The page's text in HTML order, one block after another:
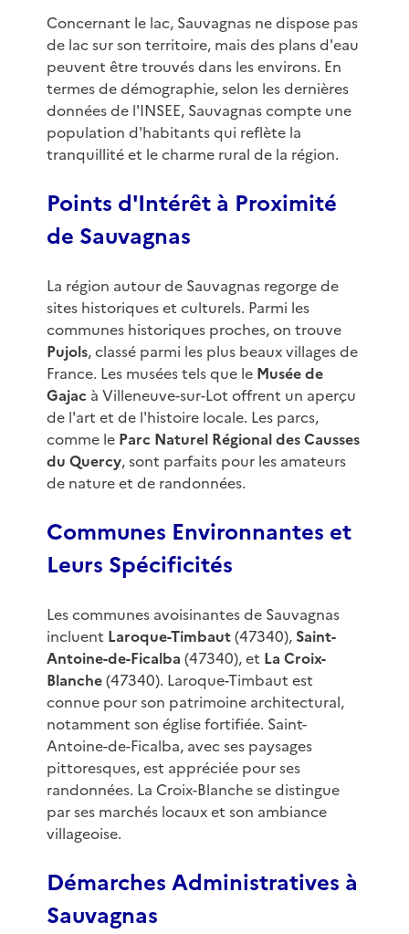
Concernant le lac, Sauvagnas ne dispose pas
de lac sur son territoire, mais des plans d'eau
peuvent être trouvés dans les environs. En
termes de démographie, selon les dernières
données de l'INSEE, Sauvagnas compte une
population d'habitants qui reflète la
tranquillité et le charme rural de la région.
Points d'Intérêt à Proximité
de Sauvagnas
La région autour de Sauvagnas regorge de
sites historiques et culturels. Parmi les
communes historiques proches, on trouve
Pujols, classé parmi les plus beaux villages de
France. Les musées tels que le Musée de
Gajacà Villeneuve-sur-Lot offrent un aperçu
de l'art et de l'histoire locale. Les parcs,
comme le Parc Naturel Régional des Causses
du Quercy, sont parfaits pour les amateurs
de nature et de randonnées.
Communes Environnantes et
Leurs Spécificités
Les communes avoisinantes de Sauvagnas
incluent Laroque-Timbaut(47340), Saint-
Antoine-de-Ficalba (47340), et La Croix-
Blanche(47340). Laroque-Timbaut est
connue pour son patrimoine architectural,
notamment son église fortifiée. Saint-
Antoine-de-Ficalba, avec ses paysages
pittoresques, est appréciée pour ses
randonnées. La Croix-Blanche se distingue
par ses marchés locaux et son ambiance
villageoise.
Démarches Administratives à
Sauvagnas